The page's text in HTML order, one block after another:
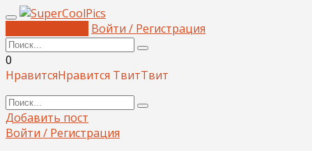
Войти / Регистрация
0
НравитсяНравится ТвитТвит
Добавить пост
Войти / Регистрация